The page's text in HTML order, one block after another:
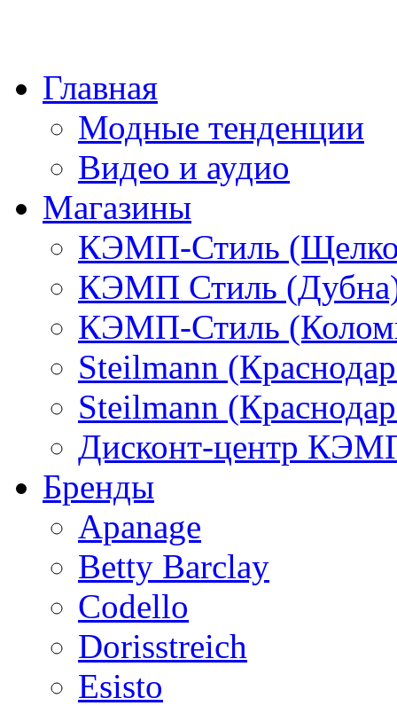
Главная
Модные тенденции
Видео и аудио
Магазины
КЭМП-Стиль
КЭМП Стиль
КЭМП-Стиль
Steilmann
Steilmann
Дисконт-центр
Бренды
Apanage
Betty Barclay
Codello
Dorisstreich
Esisto